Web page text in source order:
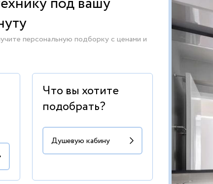
персональную подборку с ценами и
Что вы хотите
подобрать?